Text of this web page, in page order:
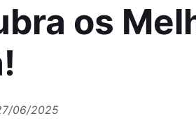
os
06/2025